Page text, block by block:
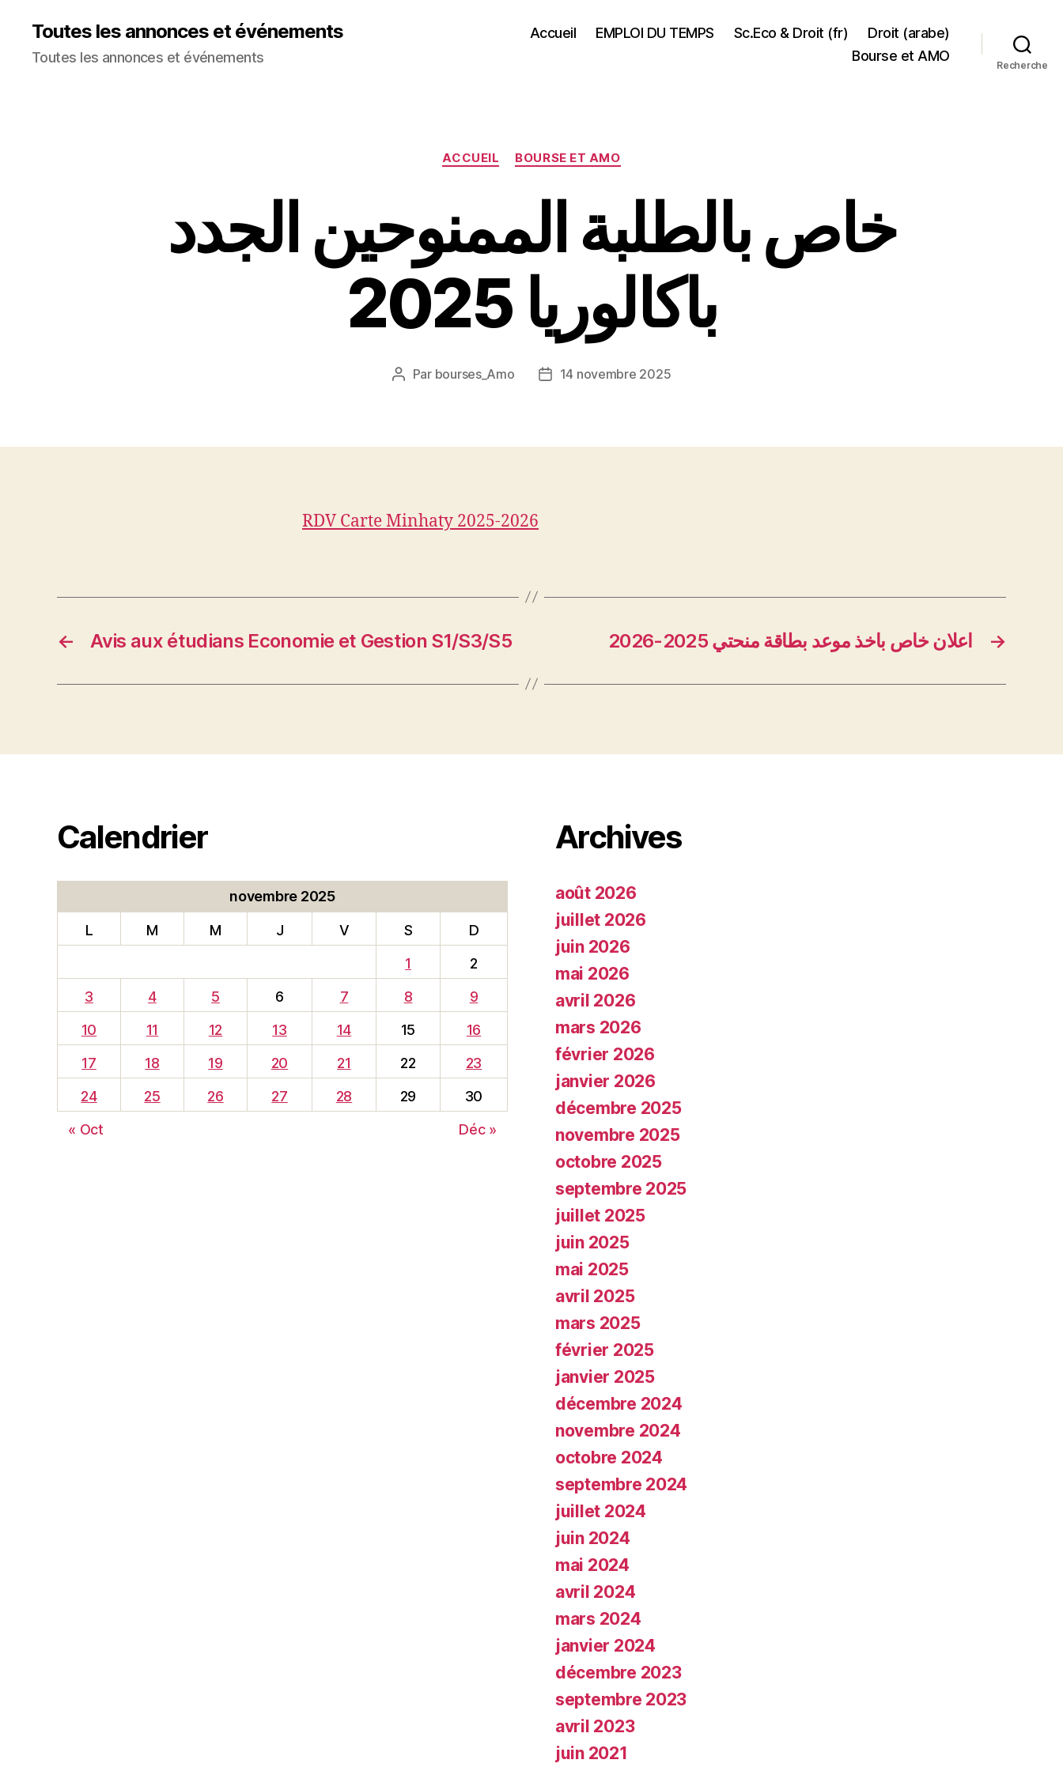
Toutes les annonces et événements
Toutes les annonces et événements
Accueil EMPLOI DU TEMPS Sc.Eco & Droit (fr)
Droit (arabe)
Bourse et AMO
Recherche
Catégories
ACCUEIL BOURSE ET AMO
خاص بالطلبة الممنوحين الجدد
باكالوريا 2025
Auteur
Par bourses_Amo
Date14 novembre 2025
RDV Carte Minhaty 2025-2026
← Avis aux étudians Economie et Gestion S1/S3/S5 → اعلان خاص باخذ موعد بطاقة منحتي 2025-2026
Calendrier
novembre 2025
L M M J V S
D
1
2
3
4 5 6 7 8
9
10
11 12 13 14 15
16
17
18 19 20 21 22
23
24
25 26 27 28 29
30
« Oct
Déc »
Archives
août 2026
juillet 2026
juin 2026
mai 2026
avril 2026
mars 2026
février 2026
janvier 2026
décembre 2025
novembre 2025
octobre 2025
septembre 2025
juillet 2025
juin 2025
mai 2025
avril 2025
mars 2025
février 2025
janvier 2025
décembre 2024
novembre 2024
octobre 2024
septembre 2024
juillet 2024
juin 2024
mai 2024
avril 2024
mars 2024
janvier 2024
décembre 2023
septembre 2023
avril 2023
juin 2021